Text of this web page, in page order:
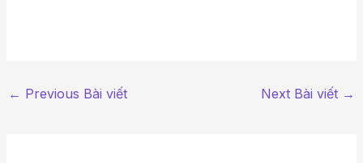
← Previous Bài viết Next Bài viết →